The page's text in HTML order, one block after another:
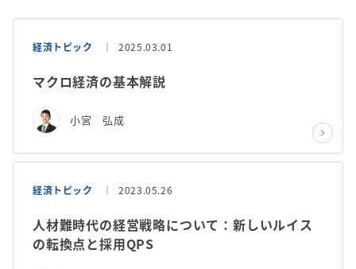
経済トピック 2025.03.01
マクロ経済の基本解説
小宮 弘成
経済トピック 2023.05.26
人材難時代の経営戦略について：新しいルイス
の転換点と採用QPS